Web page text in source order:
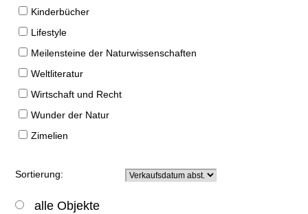
Kinderbücher
Lifestyle
Meilensteine der Naturwissenschaften
Weltliteratur
Wirtschaft und Recht
Wunder der Natur
Zimelien
Sortierung:
alle Objekte